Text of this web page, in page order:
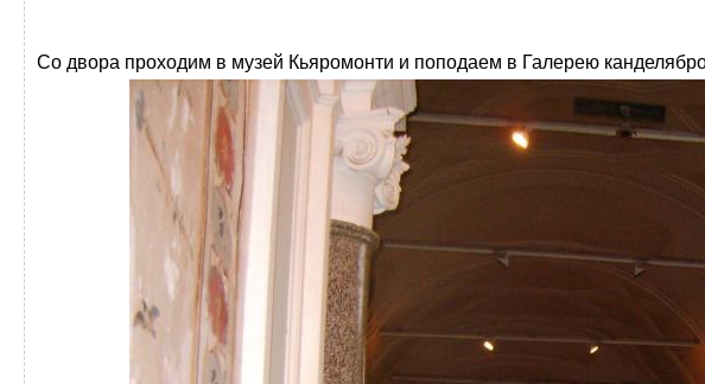
Со двора проходим в музей Кьяромонти и поподаем в Галерею